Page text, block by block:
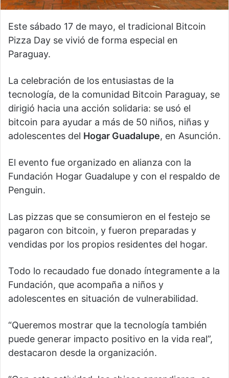
Este sábado 17 de mayo, el tradicional Bitcoin
Pizza Day se vivió de forma especial en
Paraguay.
La celebración de los entusiastas de la
tecnología, de la comunidad Bitcoin Paraguay, se
dirigió hacia una acción solidaria: se usó el
bitcoin para ayudar a más de 50 niños, niñas y
adolescentes del Hogar Guadalupe, en Asunción.
El evento fue organizado en alianza con la
Fundación Hogar Guadalupe y con el respaldo de
Penguin.
Las pizzas que se consumieron en el festejo se
pagaron con bitcoin, y fueron preparadas y
vendidas por los propios residentes del hogar.
Todo lo recaudado fue donado íntegramente a la
Fundación, que acompaña a niños y
adolescentes en situación de vulnerabilidad.
“Queremos mostrar que la tecnología también
puede generar impacto positivo en la vida real”,
destacaron desde la organización.